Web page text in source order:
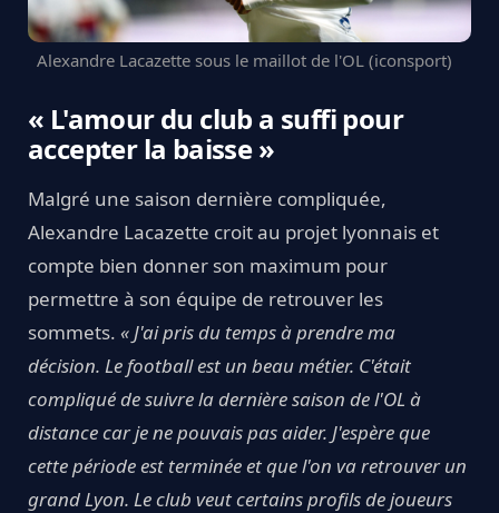
Alexandre Lacazette sous le maillot de l'OL (iconsport)
« L'amour du club a suffi pour
accepter la baisse »
Malgré une saison dernière compliquée,
Alexandre Lacazette croit au projet lyonnais et
compte bien donner son maximum pour
permettre à son équipe de retrouver les
sommets. « J'ai pris du temps à prendre ma
décision. Le football est un beau métier. C'était
compliqué de suivre la dernière saison de l'OL à
distance car je ne pouvais pas aider. J'espère que
cette période est terminée et que l'on va retrouver un
grand Lyon. Le club veut certains profils de joueurs